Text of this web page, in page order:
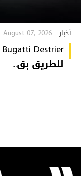
أخبار August 07, 2026
للطريق بق...